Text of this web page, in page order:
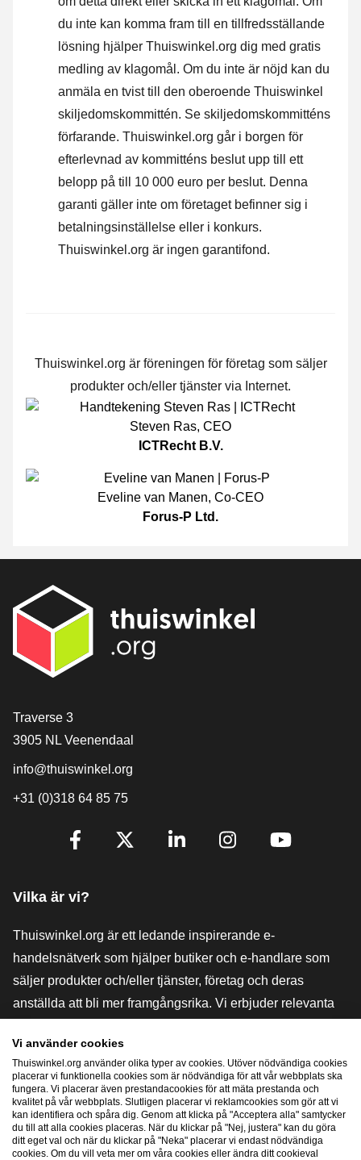
du inte kan komma fram till en tillfredsställande
lösning hjälper Thuiswinkel.org dig med gratis
medling av klagomål. Om du inte är nöjd kan du
anmäla en tvist till den oberoende Thuiswinkel
skiljedomskommittén. Se skiljedomskommitténs
förfarande. Thuiswinkel.org går i borgen för
efterlevnad av kommitténs beslut upp till ett
belopp på till 10 000 euro per beslut. Denna
garanti gäller inte om företaget befinner sig i
betalningsinställelse eller i konkurs.
Thuiswinkel.org är ingen garantifond.
Thuiswinkel.org är föreningen för företag som säljer
produkter och/eller tjänster via Internet.
Steven Ras, CEO
ICTRecht B.V.
Eveline van Manen, Co-CEO
Forus-P Ltd.
[_General:Contact]
Traverse 3
3905 NL Veenendaal
info@thuiswinkel.org
+31 (0)318 64 85 75
[_General:SocialMediaTitle]
Vilka är vi?
Thuiswinkel.org är ett ledande inspirerande e-
handelsnätverk som hjälper butiker och e-handlare som
säljer produkter och/eller tjänster, företag och deras
anställda att bli mer framgångsrika. Vi erbjuder relevanta
Thuiswinkel-recensioner, rättsliga medel och rådgivning,
stöd, marknadsundersökningar och vi har en egen
utbildningsplattform, Thuiswinkel e-Academy.
Navigera snabbt
Vi använder cookies
Thuiswinkel.org använder olika typer av cookies. Utöver nödvändiga cookies
placerar vi funktionella cookies som är nödvändiga för att vår webbplats ska
fungera. Vi placerar även prestandacookies för att mäta prestanda och
kvalitet på vår webbplats. Slutligen placerar vi reklamcookies som gör att vi
kan identifiera och spåra dig. Genom att klicka på "Acceptera alla" samtycker
du till att alla cookies placeras. När du klickar på "Nej, justera" kan du göra
ditt eget val och när du klickar på "Neka" placerar vi endast nödvändiga
cookies. Om du vill veta mer om våra cookies eller ändra ditt cookieval